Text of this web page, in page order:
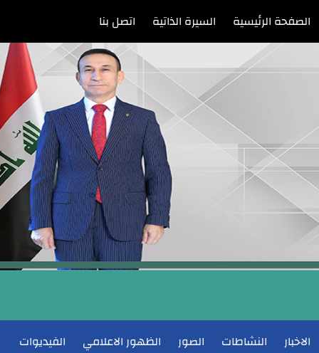
الصفحة الرئيسية السيرة الذاتية اتصل بنا
الاخبار النشاطات الصور الظهور الاعلامي الفيديوات